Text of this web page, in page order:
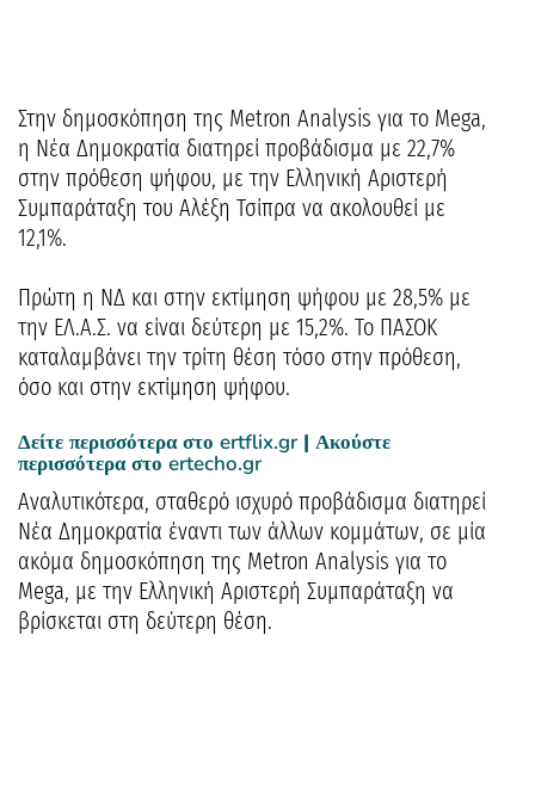
Στην δημοσκόπηση της Metron Analysis για το Mega,
η Νέα Δημοκρατία διατηρεί προβάδισμα με 22,7%
στην πρόθεση ψήφου, με την Ελληνική Αριστερή
Συμπαράταξη του Αλέξη Τσίπρα να ακολουθεί με
12,1%.
Πρώτη η ΝΔ και στην εκτίμηση ψήφου με 28,5% με
την ΕΛ.Α.Σ. να είναι δεύτερη με 15,2%. Το ΠΑΣΟΚ
καταλαμβάνει την τρίτη θέση τόσο στην πρόθεση,
όσο και στην εκτίμηση ψήφου.
Δείτε περισσότερα στο ertflix.gr| Ακούστε
περισσότερα στο ertecho.gr
Αναλυτικότερα, σταθερό ισχυρό προβάδισμα διατηρεί
Νέα Δημοκρατία έναντι των άλλων κομμάτων, σε μία
ακόμα δημοσκόπηση της Metron Analysis για το
Mega, με την Ελληνική Αριστερή Συμπαράταξη να
βρίσκεται στη δεύτερη θέση.